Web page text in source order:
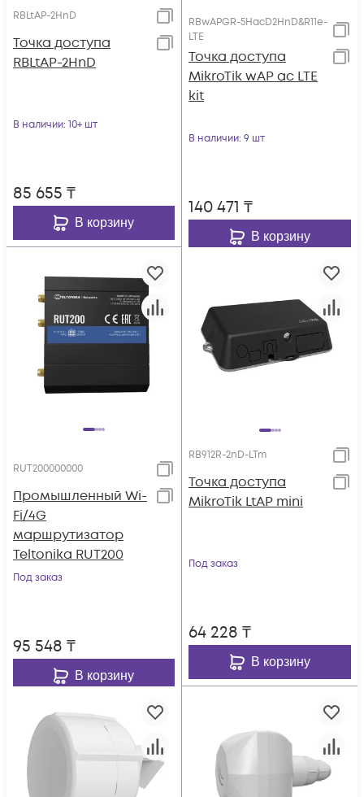
RBLtAP-2HnD
Точка доступа
RBLtAP-2HnD
В наличии: 10+ шт
85 655 ₸
В корзину
RBwAPGR-5HacD2HnD&R11e-
LTE
Точка доступа
MikroTik wAP ac LTE
kit
В наличии: 9 шт
140 471 ₸
В корзину
RUT200000000
Промышленный Wi-
Fi/4G
маршрутизатор
Teltonika RUT200
Под заказ
95 548 ₸
В корзину
RB912R-2nD-LTm
Точка доступа
MikroTik LtAP mini
Под заказ
64 228 ₸
В корзину